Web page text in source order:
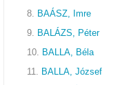
8. BAÁSZ, Imre
9. BALÁZS, Péter
10. BALLA, Béla
11. BALLA, József